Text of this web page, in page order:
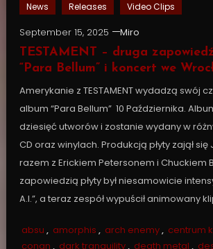
News Releases Video Clips
September 15, 2025
Miro
TESTAMENT – druga
“Para Bellum” i koncert we
Amerykanie z TESTAMENT wydadzą swój
album “Para Bellum” 10 Października.
dziesięć utworów i zostanie wydany w
CD oraz winylach. Produkcją płyty zajął
razem z Erickiem Petersonem i Chuckiem
zapowiedzią płyty był niesamowicie
A.I.”, a teraz zespół wypuścił animowany
absu , amorphis , arch enemy, centrum
conan , dark tranquility, death metal ,